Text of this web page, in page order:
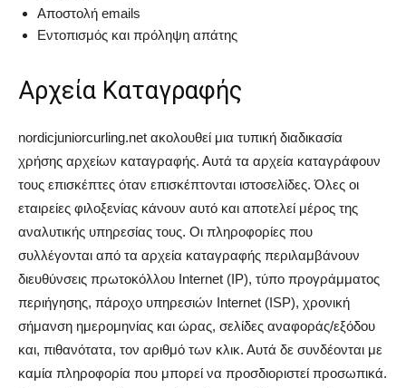
Αποστολή emails
Εντοπισμός και πρόληψη απάτης
Αρχεία Καταγραφής
nordicjuniorcurling.net ακολουθεί μια τυπική διαδικασία
χρήσης αρχείων καταγραφής. Αυτά τα αρχεία καταγράφουν
τους επισκέπτες όταν επισκέπτονται ιστοσελίδες. Όλες οι
εταιρείες φιλοξενίας κάνουν αυτό και αποτελεί μέρος της
αναλυτικής υπηρεσίας τους. Οι πληροφορίες που
συλλέγονται από τα αρχεία καταγραφής περιλαμβάνουν
διευθύνσεις πρωτοκόλλου Internet (IP), τύπο προγράμματος
περιήγησης, πάροχο υπηρεσιών Internet (ISP), χρονική
σήμανση ημερομηνίας και ώρας, σελίδες αναφοράς/εξόδου
και, πιθανότατα, τον αριθμό των κλικ. Αυτά δε συνδέονται με
καμία πληροφορία που μπορεί να προσδιοριστεί προσωπικά.